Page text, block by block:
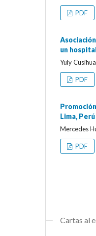
PDF
un
Yuly
PDF
Lima, Perú
Mercedes
PDF
Cartas al